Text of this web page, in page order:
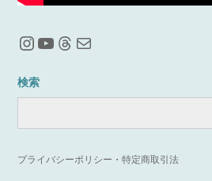
Instagram
YouTube
Threads
メール
検索
プライバシーポリシー・特定商取引法